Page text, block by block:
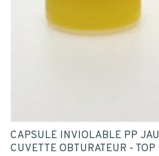
CAPSULE INVIOLABLE PP
CUVETTE OBTURATEUR - TOP